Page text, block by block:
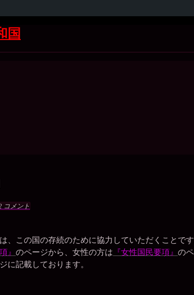
国
コメント
この国の存続のために協力していただくことです
』 のページから、女性の方は 『女性国民要項』 の
に記載しております。